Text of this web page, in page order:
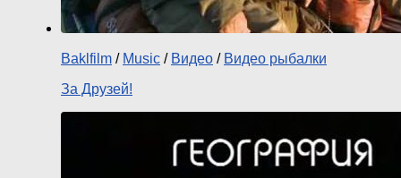
Baklfilm / Music / Видео / Видео рыбалки
За Друзей!